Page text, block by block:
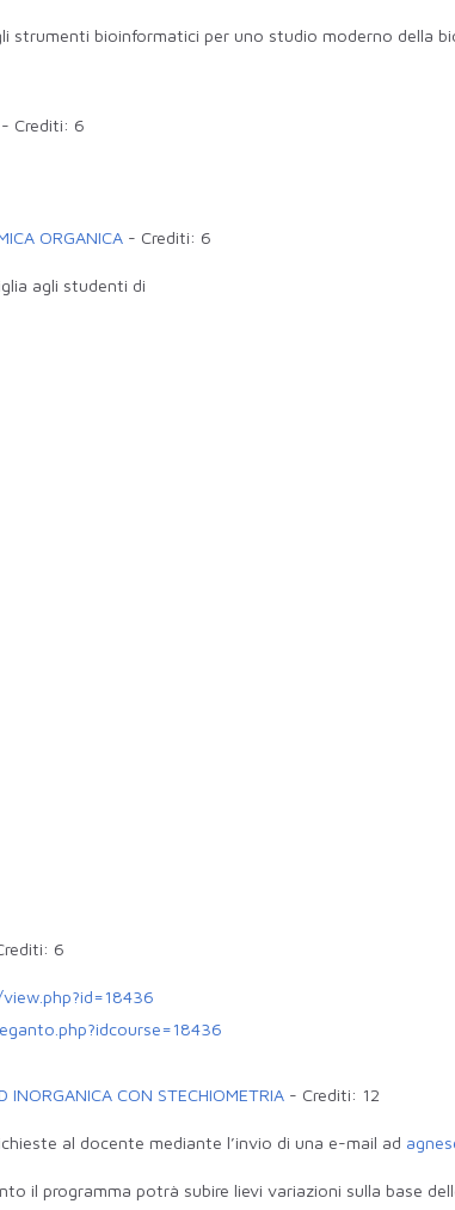
strumenti bioinformatici per uno studio moderno della
- Crediti: 6
ORGANICA - Crediti: 6
agli studenti di
6
CON STECHIOMETRIA - Crediti: 12
al docente mediante l’invio di una e-mail ad
il programma potrà subire lievi variazioni sulla base